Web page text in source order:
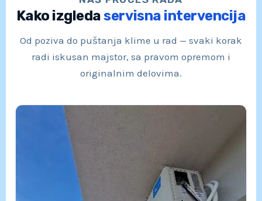
Kako izgledaservisna intervencija
Od poziva do puštanja klime u rad — svaki korak
radi iskusan majstor, sa pravom opremom i
originalnim delovima.